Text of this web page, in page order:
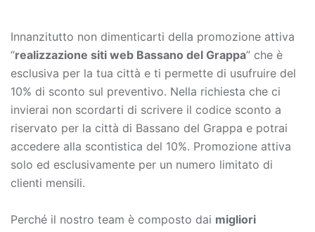
Innanzitutto non dimenticarti della promozione attiva
“realizzazione siti web Bassano del Grappa” che è
esclusiva per la tua città e ti permette di usufruire del
10% di sconto sul preventivo. Nella richiesta che ci
invierai non scordarti di scrivere il codice sconto a
riservato per la città di Bassano del Grappa e potrai
accedere alla scontistica del 10%. Promozione attiva
solo ed esclusivamente per un numero limitato di
clienti mensili.
Perché il nostro team è composto dai migliori